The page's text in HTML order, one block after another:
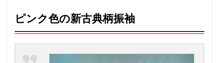
ピンク色の新古典柄振袖